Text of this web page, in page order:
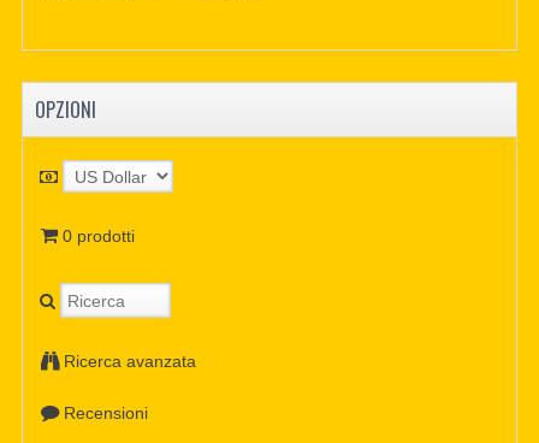
OPZIONI
0 prodotti
Ricerca avanzata
Recensioni